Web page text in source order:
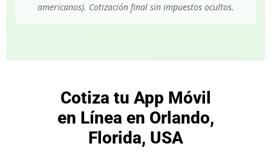
americanos). Cotización final sin impuestos ocultos.
Cotiza tu App Móvil
en Línea en Orlando,
Florida, USA